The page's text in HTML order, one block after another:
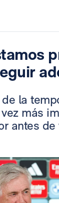
la
más
antes de